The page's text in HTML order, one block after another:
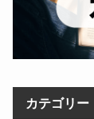
カテゴリー